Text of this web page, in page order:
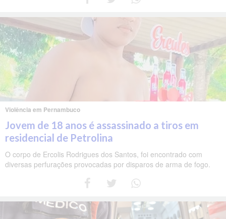
Violência em Pernambuco
Jovem de 18 anos é assassinado a tiros em
residencial de Petrolina
O corpo de Ercolis Rodrigues dos Santos, foi encontrado com
diversas perfurações provocadas por disparos de arma de fogo.